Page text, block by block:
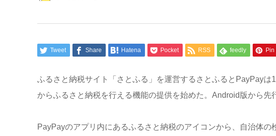
Tweet Share Hatena Pocket RSS feedly Pin
ふるさと納税サイト「さとふる」を運営するさとふるとPayPay
からふるさと納税を行える機能の提供を始めた。Android版から先
PayPayのアプリ内にあるふるさと納税のアイコンから、自治体